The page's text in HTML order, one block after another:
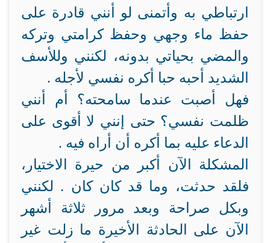
ارتباطي به وأتمنى لو أنني قادرة على
حفظ ماء وجهي وحفظ كرامتي وتركه
والمضي بحياتي بدونه، لكنني وللأسف
الشديد أحبه حبا أكره نفسي لأجله .
فهل أصبت عندما سامحته؟ أم أنني
ظلمت نفسي؟ حتى إنني لا أقوى على
الدعاء عليه بما أكره أن أراه فيه .
المشكلة الآن أكبر من حيرة الاختيار،
فلقد حدثت، وما قد كان كان . لكنني
وبكل صراحة وبعد مرور ثلاثة أشهر
الآن على الحادثة الأخيرة ما زلت غير